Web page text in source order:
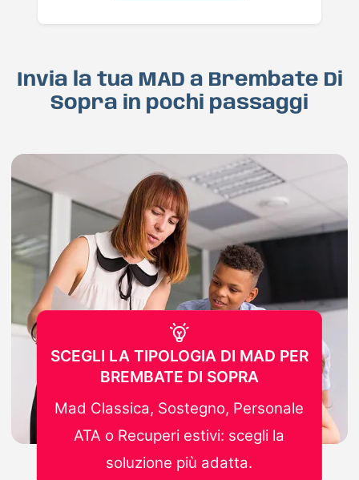
Invia la tua MAD a Brembate Di
Sopra in pochi passaggi
SCEGLI LA TIPOLOGIA DI MAD PER
BREMBATE DI SOPRA
Mad Classica, Sostegno, Personale
ATA o Recuperi estivi: scegli la
soluzione più adatta.